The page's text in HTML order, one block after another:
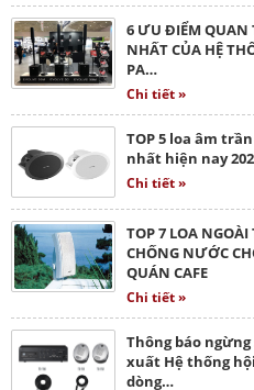
6 ƯU ĐIỂM QUAN
NHẤT CỦA HỆ
PA…
Chi tiết »
TOP 5 loa âm
nhất hiện nay
Chi tiết »
TOP 7 LOA NGOÀI
CHỐNG NƯỚC
QUÁN CAFE
Chi tiết »
Thông báo ngừng
xuất Hệ thống
dòng…